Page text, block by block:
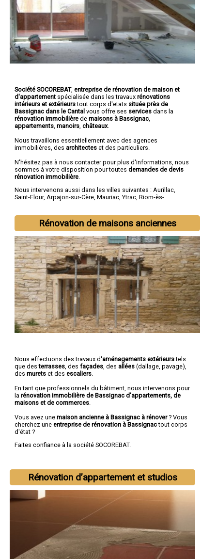
Société SOCOREBAT, entreprise de rénovation de maison et
d'appartement spécialisée dans les travaux rénovations
intérieurs et extérieurstout corps d'etats située près de
Bassignac dans le Cantal vous offre ses services dans la
rénovation immobilière de maisons à Bassignac
appartements manoirs châteaux.
Nous travaillons essentiellement avec des agences
immobilières, des architectes et des particuliers.
N'hésitez pas à nous contacter pour plus d'informations, nous
sommes à votre disposition pour toutes demandes de devis
rénovation immobilière
Nous intervenons aussi dans les villes suivantes : Aurillac,
Saint-Flour, Arpajon-sur-Cère, Mauriac, Ytrac, Riom-ès-
Rénovation de maisons anciennes
Nous effectuons des travaux d'aménagements extérieurstels
que desterrasses , des façades , des allées (dallage, pavage),
des murets et des escaliers
En tant que professionnels du bâtiment, nous intervenons pour
la rénovation immobilière de Bassignac d'appartements, de
maisons et de commerces
Vous avez une maison ancienne à Bassignac à rénover? Vous
cherchez une entreprise de rénovation à Bassignactout corps
d'état ?
Faites confiance à la société SOCOREBAT.
Rénovation d’appartement et studios